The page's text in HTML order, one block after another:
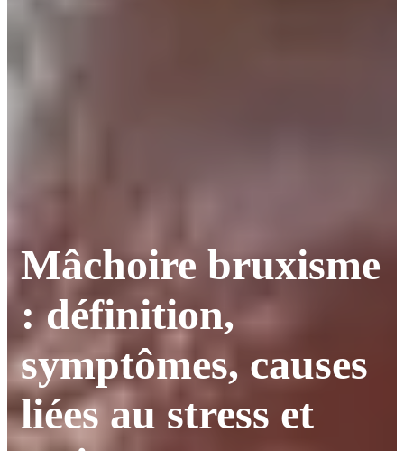
Mâchoire bruxisme
: définition,
symptômes, causes
liées au stress et